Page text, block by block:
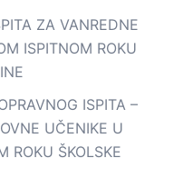
ZA VANREDNE
ISPITNOM ROKU
ISPITA –
UČENIKE U
ROKU ŠKOLSKE